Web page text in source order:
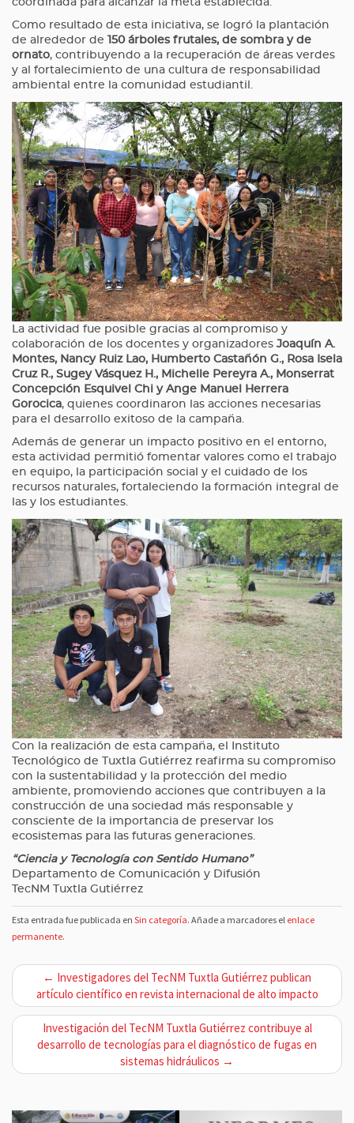
Como resultado de esta iniciativa, se logró la plantación
de alrededor de
150 árboles frutales, de sombra y de
ornato, contribuyendo a la recuperación de áreas verdes
y al fortalecimiento de una cultura de responsabilidad
ambiental entre la comunidad estudiantil.
La actividad fue posible gracias al compromiso y
colaboración de los docentes y organizadores Joaquín A.
Montes, Nancy Ruiz Lao, Humberto Castañón G., Rosa Isela
Cruz R., Sugey Vásquez H., Michelle Pereyra A., Monserrat
Concepción Esquivel Chi y Ange Manuel Herrera
Gorocica, quienes coordinaron las acciones necesarias
para el desarrollo exitoso de la campaña.
Además de generar un impacto positivo en el entorno,
esta actividad permitió fomentar valores como el trabajo
en equipo, la participación social y el cuidado de los
recursos naturales, fortaleciendo la formación integral de
las y los estudiantes.
Con la realización de esta campaña, el Instituto
Tecnológico de Tuxtla Gutiérrez reafirma su compromiso
con la sustentabilidad y la protección del medio
ambiente, promoviendo acciones que contribuyen a la
construcción de una sociedad más responsable y
consciente de la importancia de preservar los
ecosistemas para las futuras generaciones.
“Ciencia y Tecnología con Sentido Humano”
Departamento de Comunicación y Difusión
TecNM Tuxtla Gutiérrez
Esta entrada fue publicada en Sin categoría. Añade a marcadores el enlace
permanente.
N
a
v
a
i
← Investigadores del TecNM Tuxtla Gutiérrez publican
artículo científico en revista internacional de alto impacto
Investigación del TecNM Tuxtla Gutiérrez contribuye al
desarrollo de tecnologías para el diagnóstico de fugas en
sistemas hidráulicos →